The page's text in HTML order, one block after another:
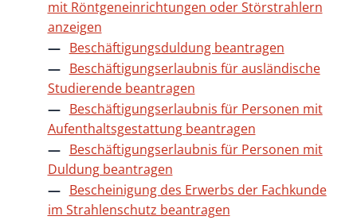
mit Röntgeneinrichtungen oder Störstrahlern
anzeigen
Beschäftigungsduldung beantragen
Beschäftigungserlaubnis für ausländische
Studierende beantragen
Beschäftigungserlaubnis für Personen mit
Aufenthaltsgestattung beantragen
Beschäftigungserlaubnis für Personen mit
Duldung beantragen
Bescheinigung des Erwerbs der Fachkunde
im Strahlenschutz beantragen